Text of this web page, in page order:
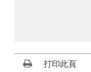
打印此頁